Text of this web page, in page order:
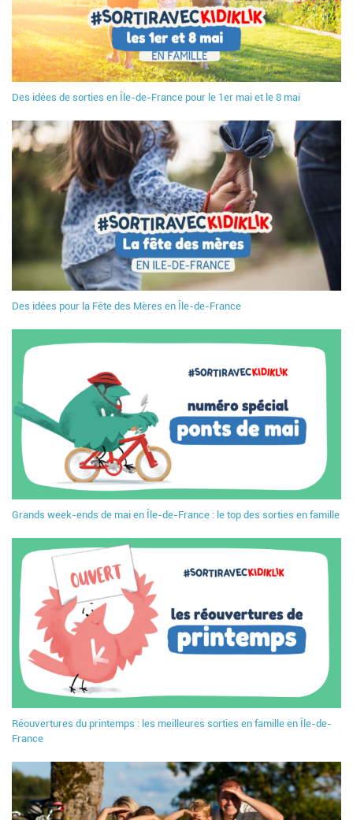
Des idées de sorties en Île-de-France pour le 1er mai et le 8 mai
Des idées pour la Fête des Mères en Île-de-France
Grands week-ends de mai en Île-de-France : le top des sorties en famille
Réouvertures du printemps : les meilleures sorties en famille en Île-de-
France